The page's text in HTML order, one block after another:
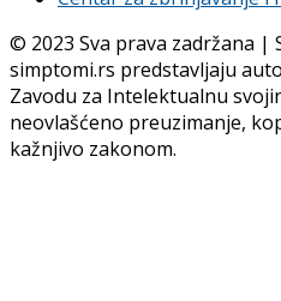
© 2023 Sva prava zadržana |
simptomi.rs predstavljaju
Zavodu za Intelektualnu
neovlašćeno preuzimanje,
kažnjivo zakonom.